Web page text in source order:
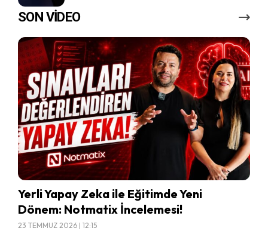
SON VİDEO
Yerli Yapay Zeka ile Eğitimde Yeni
Dönem: Notmatix İncelemesi!
23 TEMMUZ 2026 | 12:15